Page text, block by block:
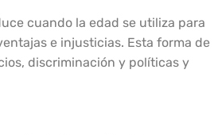
cuando la edad se utiliza para
e injusticias. Esta forma de
discriminación y políticas y